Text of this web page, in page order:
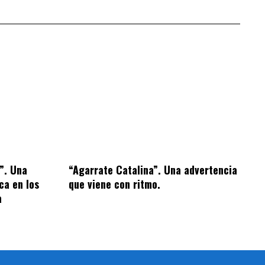
Una
en los
“Agarrate Catalina”. Una advertencia
que viene con ritmo.